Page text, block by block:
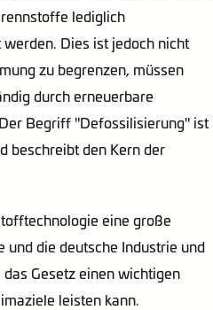
lediglich
Dies ist jedoch nicht
zu begrenzen, müssen
durch erneuerbare
Begriff "Defossilisierung" ist
beschreibt den Kern der
eine große
und die deutsche Industrie und
Gesetz einen wichtigen
leisten kann.